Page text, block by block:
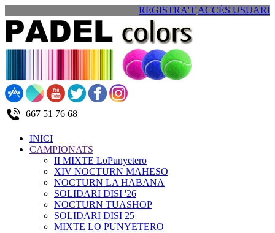
REGISTRA'T ACCÉS USUARI
667 51 76 68
INICI
CAMPIONATS
II MIXTE LoPunyetero
XIV NOCTURN MAHESO
NOCTURN LA HABANA
SOLIDARI DISI '26
NOCTURN TUASHOP
SOLIDARI DISI 25
MIXTE LO PUNYETERO